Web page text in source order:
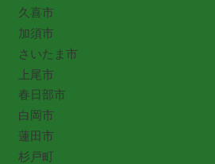
久喜市
加須市
さいたま市
上尾市
春日部市
白岡市
蓮田市
杉戸町